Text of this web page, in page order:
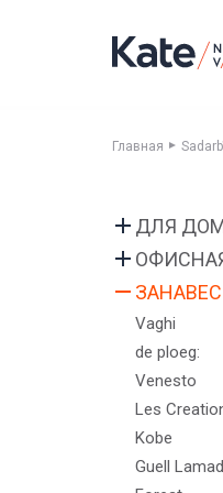
Главная
ДЛЯ
Devina Nais
Vibieffe
Cane Line
emu
Flai
Nordi
BoConcept
Natuzzi
LeComfort
Pedrali
Bordbar
Caimi
DIEMMEBI
Fatboy
LaCividina
LAS
Vaghi
de ploeg:
Venesto
Les
Kobe
Guell